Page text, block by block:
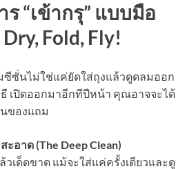
“เข้ากรุ” แบบมือ
Fold, Fly!
ซีซั่นไม่ใช่แค่ยัดใส่ถุงแล้วดูดลมออก
เปิดออกมาอีกทีปีหน้า คุณอาจจะได้
ของแถม
อาด (The Deep Clean)
วเด็ดขาด แม้จะใส่แค่ครั้งเดียวและดู